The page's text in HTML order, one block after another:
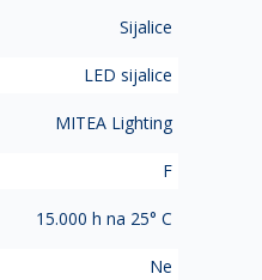
Sijalice
LED sijalice
MITEA Lighting
F
15.000 h na 25° C
Ne